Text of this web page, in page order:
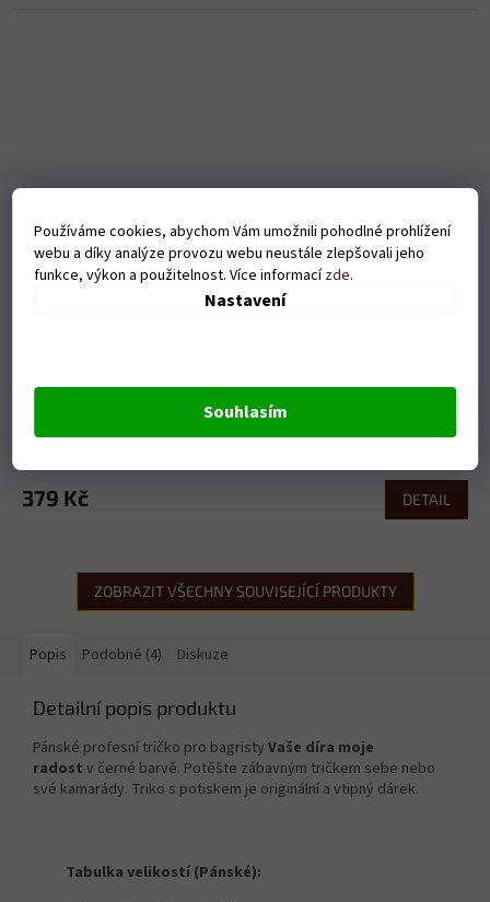
Používáme cookies, abychom Vám umožnili pohodlné prohlížení
webu a díky analýze provozu webu neustále zlepšovali jeho
funkce, výkon a použitelnost. Více informacízde.
Nastavení
Souhlasím
379 Kč DETAIL
ZOBRAZIT VŠECHNY SOUVISEJÍCÍ PRODUKTY
Popis Podobné (4) Diskuze
Detailní popis produktu
Pánské profesní tričko pro bagristy Vaše díra moje
radost v černé barvě. Potěšte zábavným tričkem sebe nebo
své kamarády. Triko s potiskem je originální a vtipný dárek.
Tabulka velikostí (Pánské):